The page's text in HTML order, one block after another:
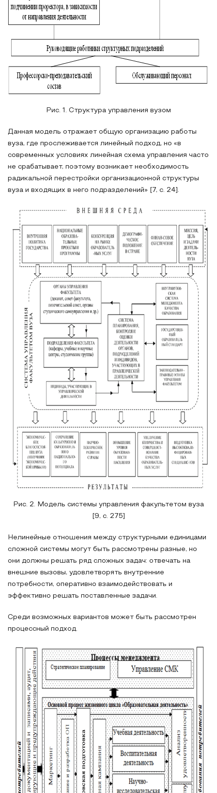
Рис. 1. Структура управления вузом
Данная модель отражает общую организацию работы
вуза, где прослеживается линейный подход, но «в
современных условиях линейная схема управления часто
не срабатывает, поэтому возникает необходимость
радикальной перестройки организационной структуры
вуза и входящих в него подразделений» [7, с. 24].
Рис. 2. Модель системы управления факультетом вуза
[9, с. 275]
Нелинейные отношения между структурными единицами
сложной системы могут быть рассмотрены разные, но
они должны решать ряд сложных задач: отвечать на
внешние вызовы, удовлетворять внутренние
потребности, оперативно взаимодействовать и
эффективно решать поставленные задачи.
Среди возможных вариантов может быть рассмотрен
процессный подход.